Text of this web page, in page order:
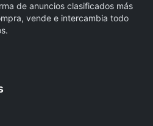
de anuncios clasificados más
vende e intercambia todo